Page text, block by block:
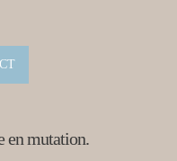
en mutation.